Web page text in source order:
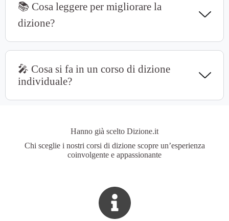
📚 Cosa leggere per migliorare la
dizione?
🎤 Cosa si fa in un corso di dizione
individuale?
Hanno già scelto Dizione.it
Chi sceglie i nostri corsi di dizione scopre un’esperienza
coinvolgente e appassionante